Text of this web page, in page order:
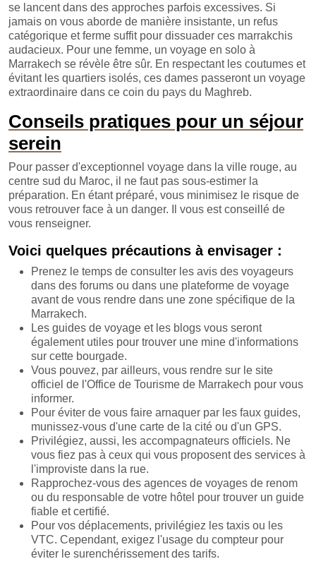
se lancent dans des approches parfois excessives. Si
jamais on vous aborde de manière insistante, un refus
catégorique et ferme suffit pour dissuader ces marrakchis
audacieux. Pour une femme, un voyage en solo à
Marrakech se révèle être sûr. En respectant les coutumes et
évitant les quartiers isolés, ces dames passeront un voyage
extraordinaire dans ce coin du pays du Maghreb.
Conseils pratiques pour un séjour
serein
Pour passer d'exceptionnel voyage dans la ville rouge, au
centre sud du Maroc, il ne faut pas sous-estimer la
préparation. En étant préparé, vous minimisez le risque de
vous retrouver face à un danger. Il vous est conseillé de
vous renseigner.
Voici quelques précautions à envisager :
Prenez le temps de consulter les avis des voyageurs
dans des forums ou dans une plateforme de voyage
avant de vous rendre dans une zone spécifique de la
Marrakech.
Les guides de voyage et les blogs vous seront
également utiles pour trouver une mine d'informations
sur cette bourgade.
Vous pouvez, par ailleurs, vous rendre sur le site
officiel de l'Office de Tourisme de Marrakech pour vous
informer.
Pour éviter de vous faire arnaquer par les faux guides,
munissez-vous d'une carte de la cité ou d'un GPS.
Privilégiez, aussi, les accompagnateurs officiels. Ne
vous fiez pas à ceux qui vous proposent des services à
l'improviste dans la rue.
Rapprochez-vous des agences de voyages de renom
ou du responsable de votre hôtel pour trouver un guide
fiable et certifié.
Pour vos déplacements, privilégiez les taxis ou les
VTC. Cependant, exigez l'usage du compteur pour
éviter le surenchérissement des tarifs.